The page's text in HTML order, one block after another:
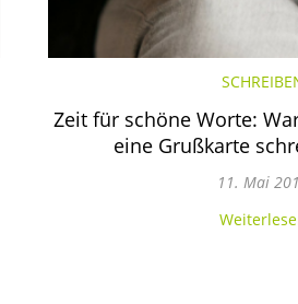
Zeit für schöne Worte:
eine Grußkarte
11. Mai